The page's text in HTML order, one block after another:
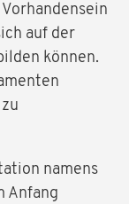
auf der
können.
namens
Anfang